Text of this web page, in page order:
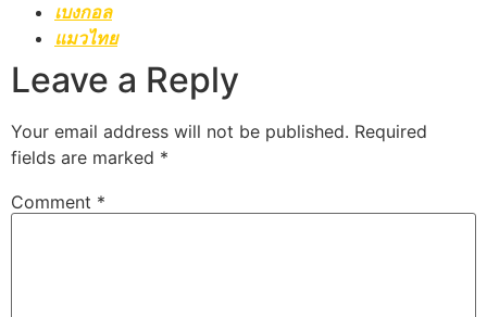
เบงกอล
แมวไทย
Leave a Reply
Your email address will not be published. Required
fields are marked *
Comment *